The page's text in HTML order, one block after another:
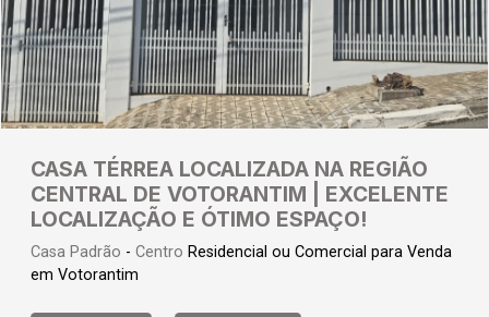
CASA TÉRREA LOCALIZADA NA REGIÃO
CENTRAL DE VOTORANTIM | EXCELENTE
LOCALIZAÇÃO E ÓTIMO ESPAÇO!
Casa Padrão - Centro Residencial ou Comercial para Venda
em Votorantim